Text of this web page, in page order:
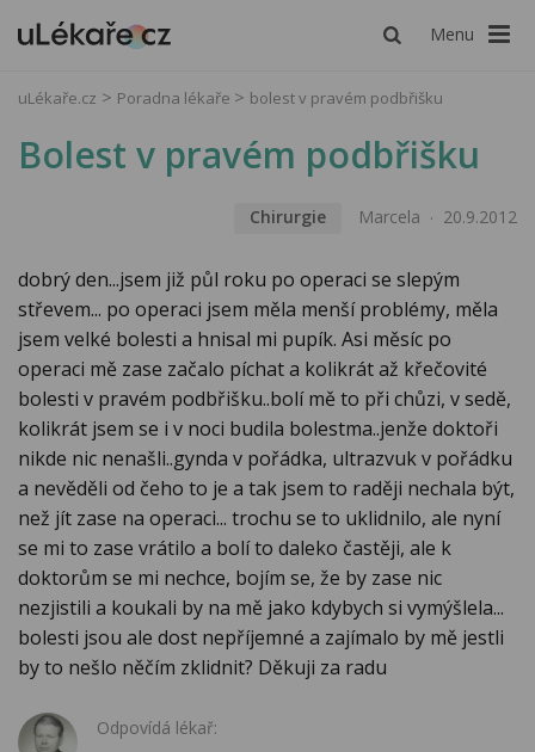
Menu
uLékaře.cz Poradna lékaře bolest v pravém podbřišku
Bolest v pravém podbřišku
Chirurgie Marcela 20.9.2012
dobrý den...jsem již půl roku po operaci se slepým
střevem... po operaci jsem měla menší problémy, měla
jsem velké bolesti a hnisal mi pupík. Asi měsíc po
operaci mě zase začalo píchat a kolikrát až křečovité
bolesti v pravém podbřišku..bolí mě to při chůzi, v sedě,
kolikrát jsem se i v noci budila bolestma..jenže doktoři
nikde nic nenašli..gynda v pořádka, ultrazvuk v pořádku
a nevěděli od čeho to je a tak jsem to raději nechala být,
než jít zase na operaci... trochu se to uklidnilo, ale nyní
se mi to zase vrátilo a bolí to daleko častěji, ale k
doktorům se mi nechce, bojím se, že by zase nic
nezjistili a koukali by na mě jako kdybych si vymýšlela...
bolesti jsou ale dost nepříjemné a zajímalo by mě jestli
by to nešlo něčím zklidnit? Děkuji za radu
Odpovídá lékař: